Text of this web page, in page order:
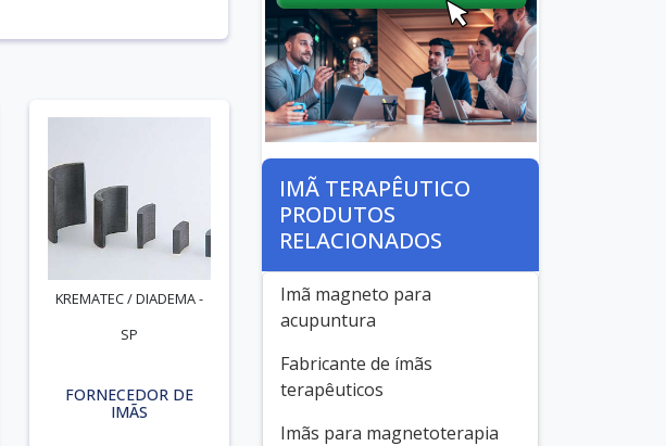
KREMATEC / DIADEMA -
SP
FORNECEDOR DE
IMÃS
IMÃ TERAPÊUTICO
PRODUTOS
RELACIONADOS
Imã magneto para
acupuntura
Fabricante de ímãs
terapêuticos
Imãs para magnetoterapia